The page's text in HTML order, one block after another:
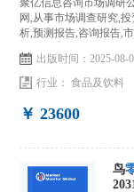
聚亿信息咨询市场调研
网,从事市场调查研究,
析,预测报告,咨询报告,
出版时间：2025-08-
行业：食品及饮料
￥ 23600
鸟
2031